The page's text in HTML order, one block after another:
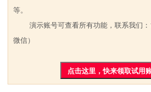
等。
演示账号可查看所有功能，联系我们：
微信）
点击这里，快来领取试用